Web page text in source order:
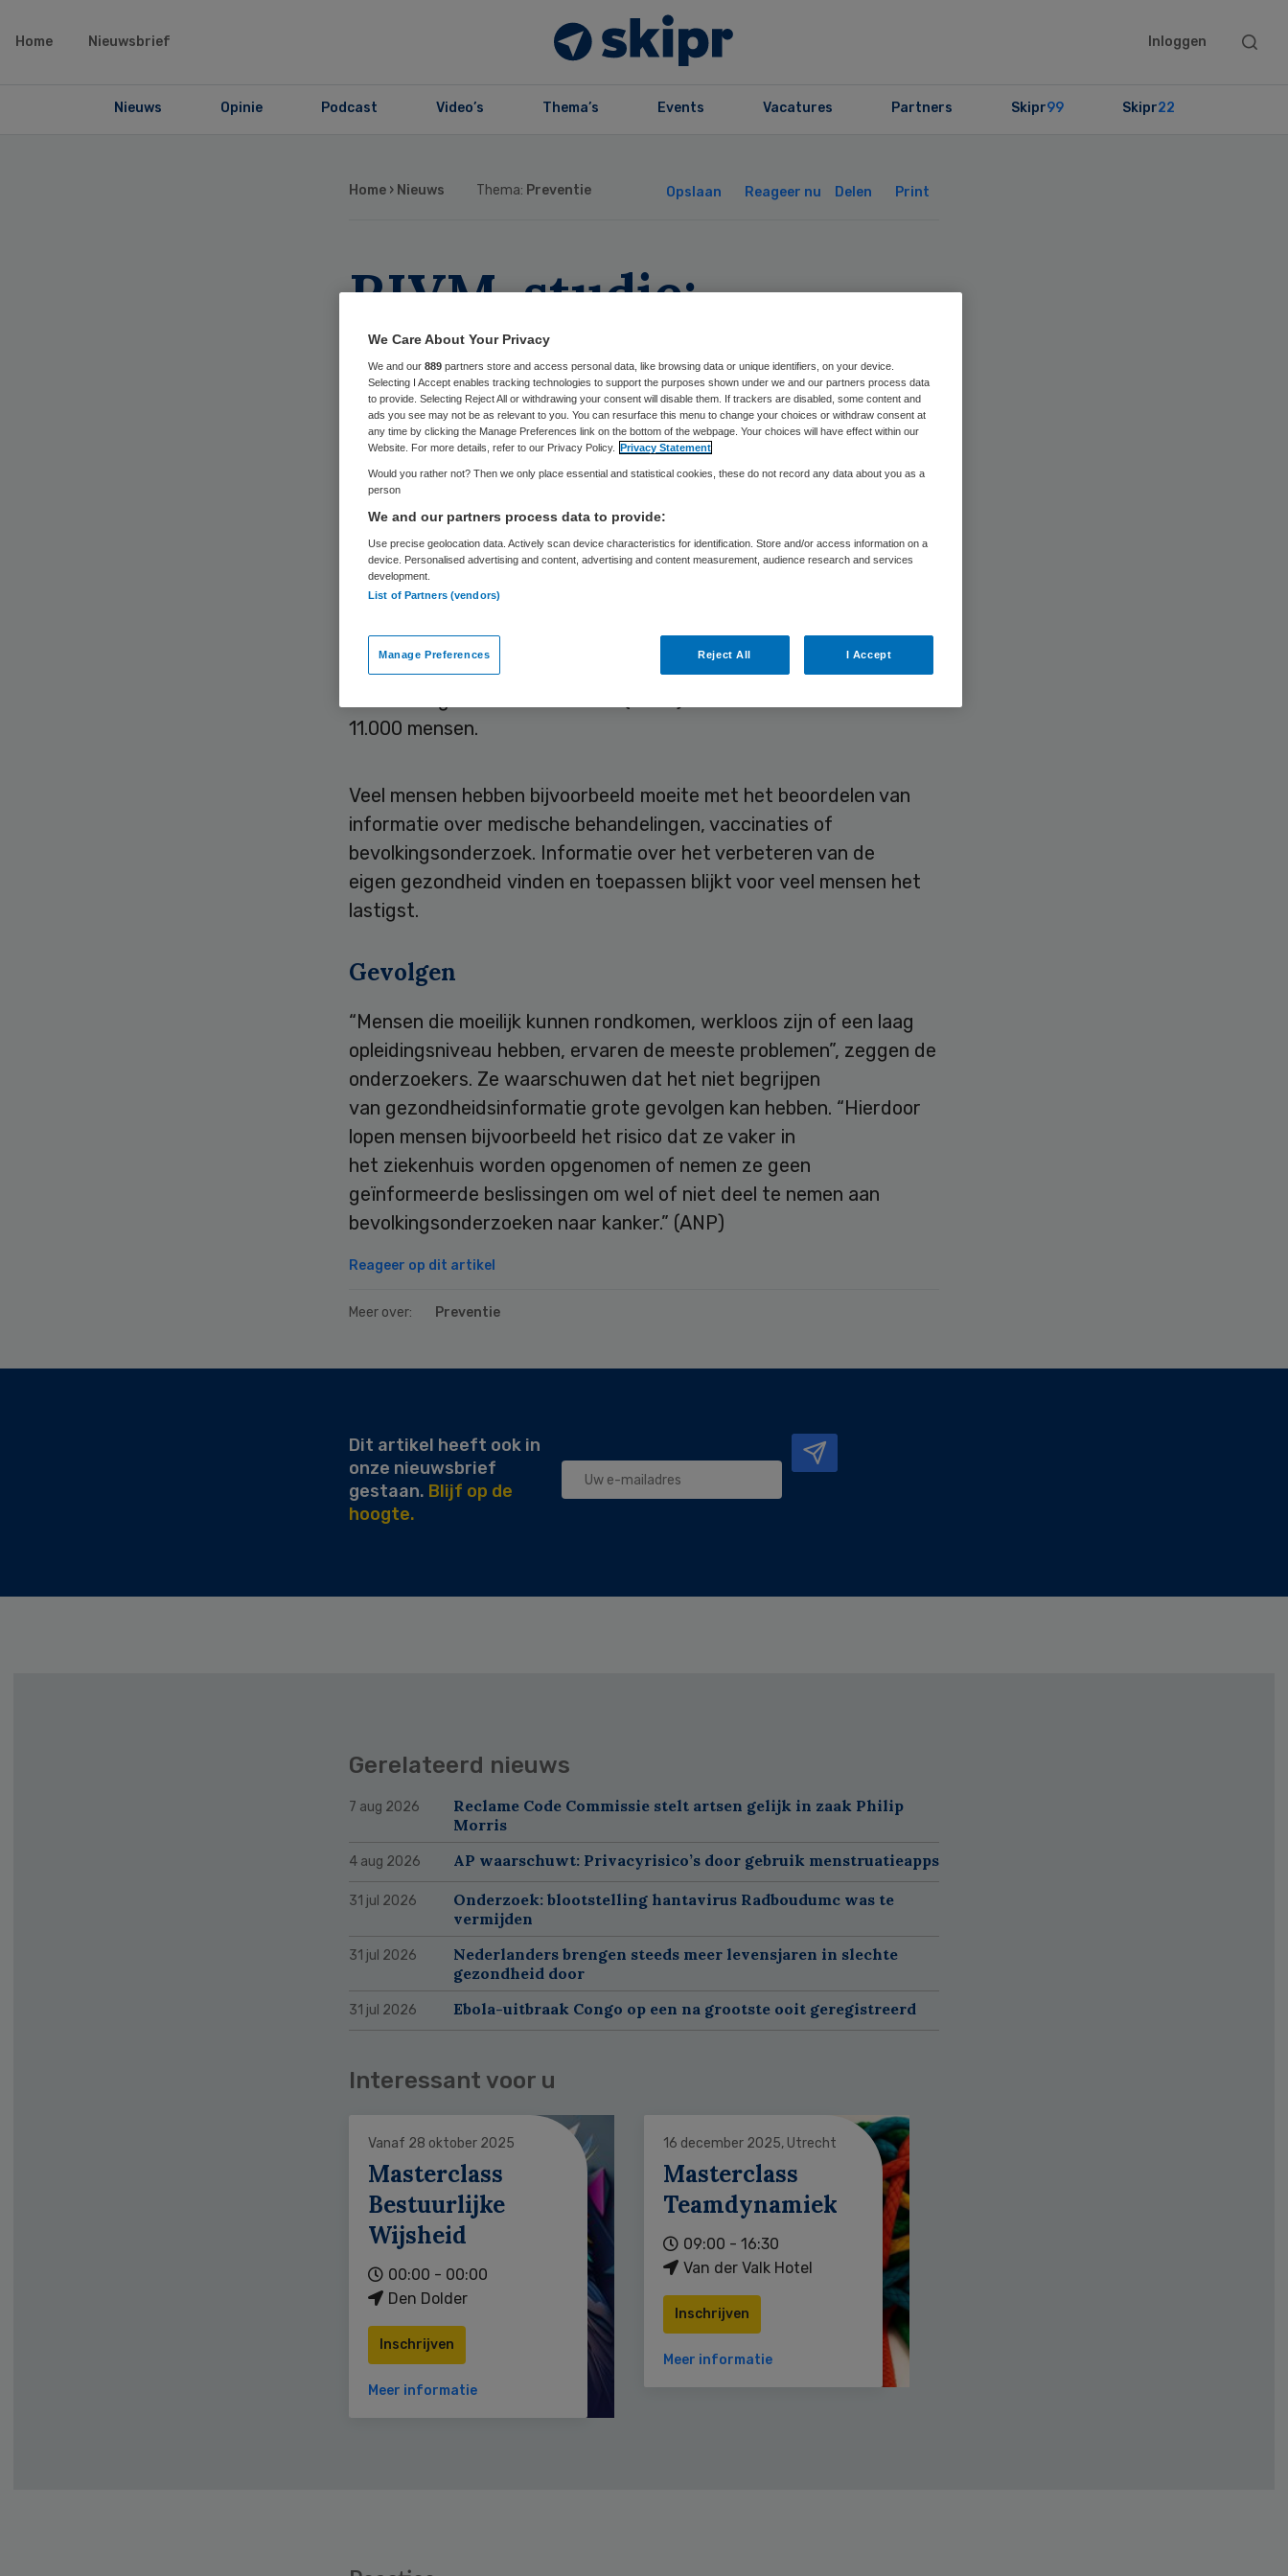
Home Nieuwsbrief Inloggen
Search
Nieuws Opinie Podcast Video’s Thema’s Events Vacatures Partners Skipr99 Skipr22
Home › Nieuws Thema: Preventie Opslaan Reageer nu Delen Print
RIVM-studie:
gezondheidsinformatie
voor veel mensen te
moeilijk
Skipr Redactie 1 juli 2026,11:59 792 keer gelezen
leefgewoonten is voor ruim de helft van de volwassen Nederlanders
niet duidelijk genoeg, meldt het Rijksinstituut
11.000 mensen.
Veel mensen hebben bijvoorbeeld moeite met het beoordelen van
informatie over medische behandelingen, vaccinaties of
bevolkingsonderzoek. Informatie over het verbeteren van de
eigen gezondheid vinden en toepassen blijkt voor veel mensen het
lastigst.
Gevolgen
“Mensen die moeilijk kunnen rondkomen, werkloos zijn of een laag
opleidingsniveau hebben, ervaren de meeste problemen”, zeggen de
onderzoekers. Ze waarschuwen dat het niet begrijpen
van gezondheidsinformatie grote gevolgen kan hebben. “Hierdoor
lopen mensen bijvoorbeeld het risico dat ze vaker in
het ziekenhuis worden opgenomen of nemen ze geen
geïnformeerde beslissingen om wel of niet deel te nemen aan
bevolkingsonderzoeken naar kanker.” (ANP)
Reageer op dit artikel
Meer over: Preventie
Dit artikel heeft ook in
onze nieuwsbrief
gestaan. Blijf op de
hoogte.
Gerelateerd nieuws
7 aug 2026
Reclame Code Commissie stelt artsen gelijk in zaak Philip
Morris
4 aug 2026 AP waarschuwt: Privacyrisico’s door gebruik menstruatieapps
31 jul 2026
Onderzoek: blootstelling hantavirus Radboudumc was te
vermijden
31 jul 2026
Nederlanders brengen steeds meer levensjaren in slechte
gezondheid door
31 jul 2026 Ebola-uitbraak Congo op een na grootste ooit geregistreerd
Interessant voor u
Vanaf 28 oktober 2025
Masterclass
Bestuurlijke
Wijsheid
00:00 - 00:00
Den Dolder
Inschrijven
Meer informatie
16 december 2025, Utrecht
Masterclass
Teamdynamiek
09:00 - 16:30
Van der Valk Hotel
Inschrijven
Meer informatie
We Care About Your Privacy
We and our 889 partners store and access personal data, like browsing data or unique identifiers, on your device.
Selecting I Accept enables tracking technologies to support the purposes shown under we and our partners process data
to provide. Selecting Reject All or withdrawing your consent will disable them. If trackers are disabled, some content and
ads you see may not be as relevant to you. You can resurface this menu to change your choices or withdraw consent at
any time by clicking the Manage Preferences link on the bottom of the webpage. Your choices will have effect within our
Website. For more details, refer to our Privacy Policy. Privacy Statement
Would you rather not? Then we only place essential and statistical cookies, these do not record any data about you as a
person
We and our partners process data to provide:
Use precise geolocation data. Actively scan device characteristics for identification. Store and/or access information on a
device. Personalised advertising and content, advertising and content measurement, audience research and services
development.
List of Partners (vendors)
Manage Preferences Reject All I Accept